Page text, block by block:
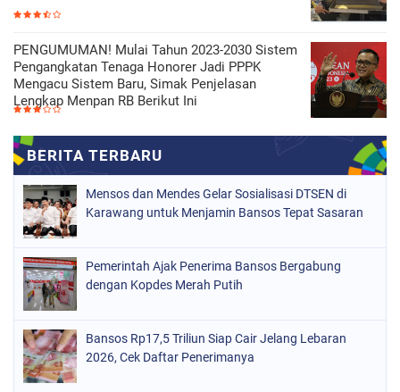
PENGUMUMAN! Mulai Tahun 2023-2030 Sistem
Pengangkatan Tenaga Honorer Jadi PPPK
Mengacu Sistem Baru, Simak Penjelasan
Lengkap Menpan RB Berikut Ini
Mensos dan Mendes Gelar Sosialisasi DTSEN di
Karawang untuk Menjamin Bansos Tepat Sasaran
Pemerintah Ajak Penerima Bansos Bergabung
dengan Kopdes Merah Putih
Bansos Rp17,5 Triliun Siap Cair Jelang Lebaran
2026, Cek Daftar Penerimanya